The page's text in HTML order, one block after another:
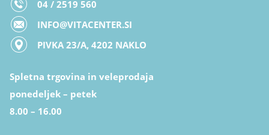
04 / 2519 560
INFO@VITACENTER.SI
PIVKA 23/A, 4202 NAKLO
Spletna trgovina in veleprodaja
ponedeljek – petek
8.00 – 16.00